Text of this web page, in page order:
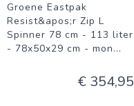
Groene Eastpak
Resist&apos;r Zip L
Spinner 78 cm - 113 liter
- 78x50x29 cm - mon...
€ 354,95